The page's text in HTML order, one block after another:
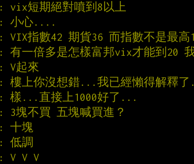
: vix短期絕對噴到8以上
: 小心....
: VIX指數42 期貨36 而指數不是最高
: 有一倍多是怎樣富邦vix才能到20
: V起來
: 樓上你沒想錯...我已經懶得解釋
: 樣...直接上1000好了...
: 3塊不買 五塊喊買進？
: 十塊
: 低調
: V V V